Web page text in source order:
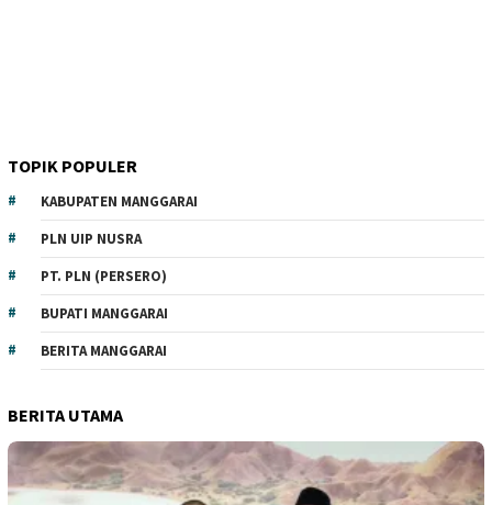
TOPIK POPULER
KABUPATEN MANGGARAI
PLN UIP NUSRA
PT. PLN (PERSERO)
BUPATI MANGGARAI
BERITA MANGGARAI
BERITA UTAMA